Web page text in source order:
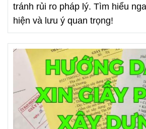
tránh rủi ro pháp lý. Tìm hiểu
hiện và lưu ý quan trọng!